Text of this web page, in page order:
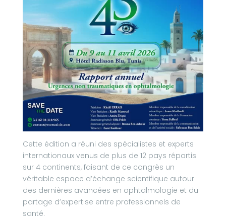
Cette édition a réuni des spécialistes et experts
internationaux venus de plus de 12 pays répartis
sur 4 continents, faisant de ce congrès un
véritable espace d’échange scientifique autour
des dernières avancées en ophtalmologie et du
partage d’expertise entre professionnels de
santé.